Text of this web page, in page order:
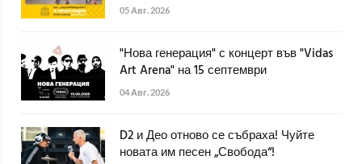
05 Авг. 2026
"Нова генерация" с концерт във "Vidas
Art Arena" на 15 септември
04 Авг. 2026
D2 и Део отново се събраха! Чуйте
новата им песен „Свобода“!